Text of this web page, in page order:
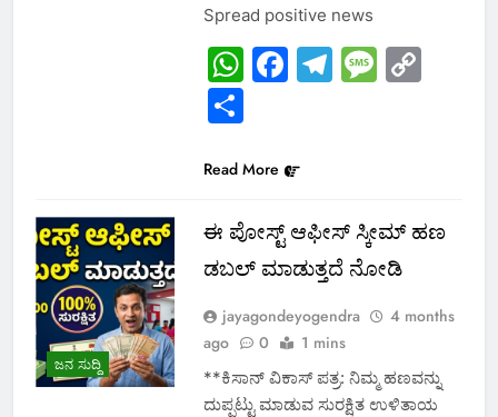
Spread positive news
WhatsApp
Facebook
Telegram
Share
Read More
ಜನ ಸುದ್ದಿ
ಈ ಪೋಸ್ಟ್ ಆಫೀಸ್ ಸ್ಕೀಮ್ ಹಣ
ಡಬಲ್ ಮಾಡುತ್ತದೆ ನೋಡಿ
jayagondeyogendra
4 months
ago
0 1 mins
**ಕಿಸಾನ್ ವಿಕಾಸ್ ಪತ್ರ: ನಿಮ್ಮ ಹಣವನ್ನು
ದುಪ್ಪಟ್ಟು ಮಾಡುವ ಸುರಕ್ಷಿತ ಉಳಿತಾಯ